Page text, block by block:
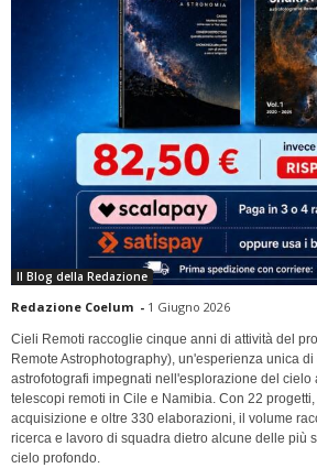
Il Blog della Redazione
Redazione Coelum - 1 Giugno 2026
Cieli Remoti raccoglie cinque anni di attività del
Remote Astrophotography), un'esperienza unica
astrofotografi impegnati nell'esplorazione del cielo
telescopi remoti in Cile e Namibia. Con 22
acquisizione e oltre 330 elaborazioni, il volume
ricerca e lavoro di squadra dietro alcune delle più
cielo profondo.